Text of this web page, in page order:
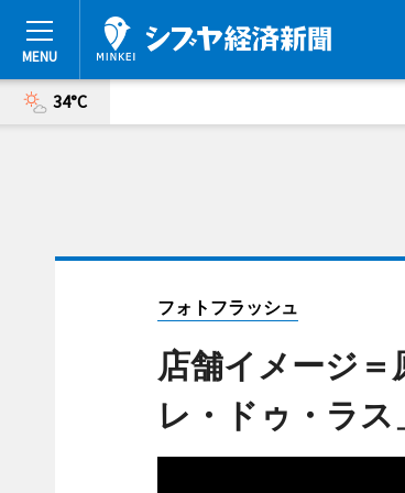
34°C
フォトフラッシュ
店舗イメージ
レ・ドゥ・ラス